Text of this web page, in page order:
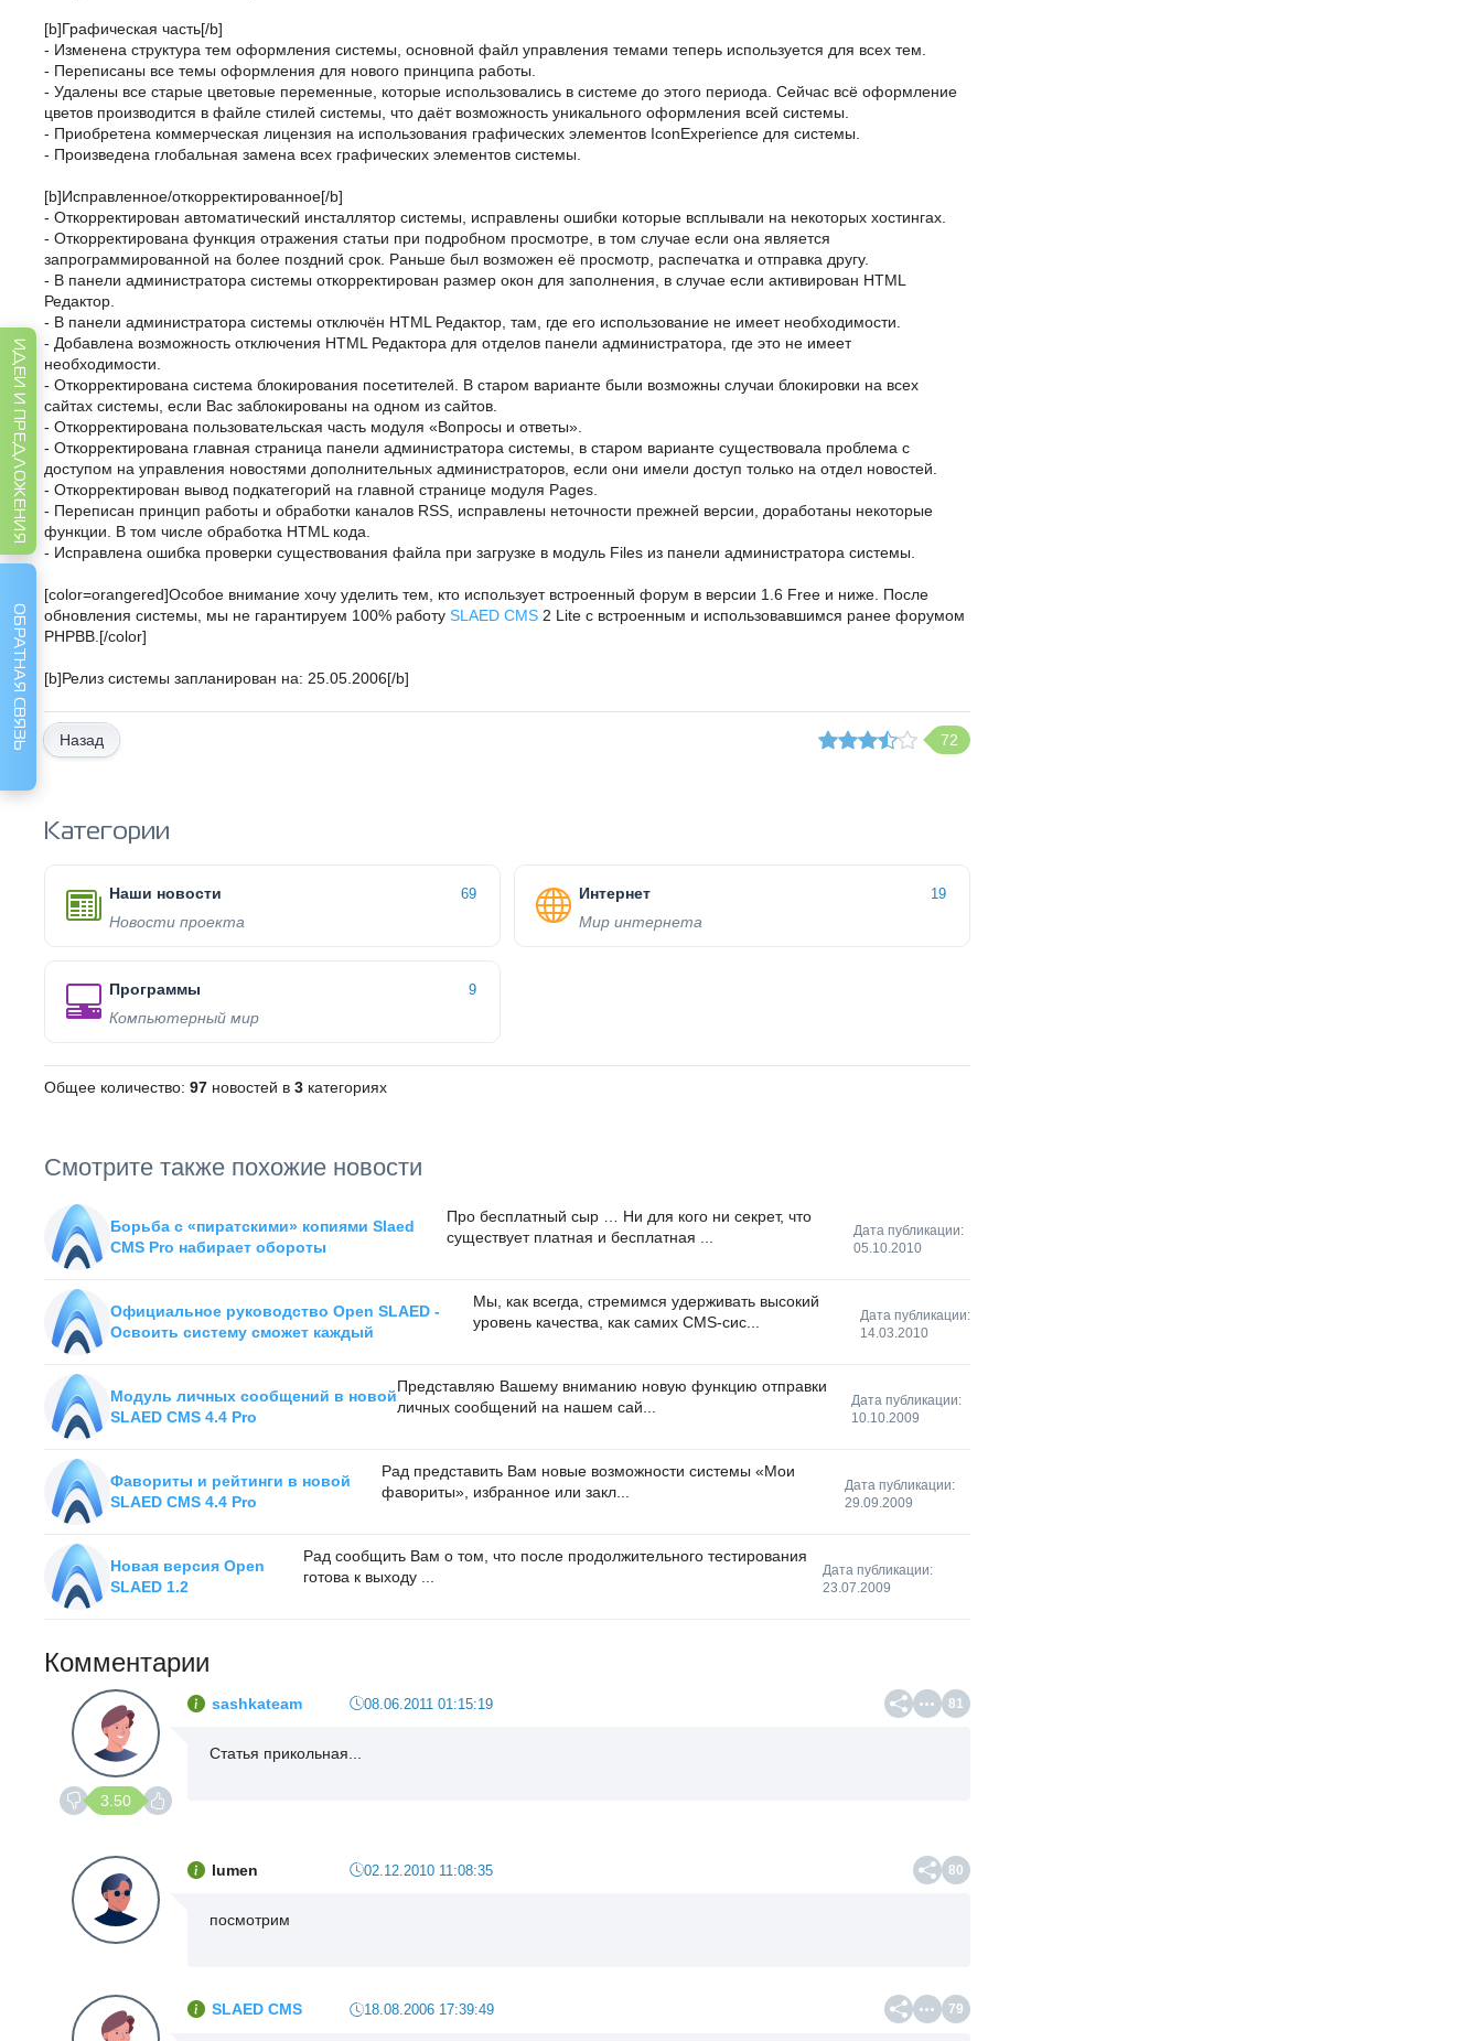
[b]Графическая часть[/b]
- Изменена структура тем оформления системы, основной файл управления темами теперь используется для всех тем.
- Переписаны все темы оформления для нового принципа работы.
- Удалены все старые цветовые переменные, которые использовались в системе до этого периода. Сейчас всё оформление
цветов производится в файле стилей системы, что даёт возможность уникального оформления всей системы.
- Приобретена коммерческая лицензия на использования графических элементов IconExperience для системы.
- Произведена глобальная замена всех графических элементов системы.
[b]Исправленное/откорректированное[/b]
- Откорректирован автоматический инсталлятор системы, исправлены ошибки которые всплывали на некоторых хостингах.
- Откорректирована функция отражения статьи при подробном просмотре, в том случае если она является
запрограммированной на более поздний срок. Раньше был возможен её просмотр, распечатка и отправка другу.
- В панели администратора системы откорректирован размер окон для заполнения, в случае если активирован HTML
Редактор.
- В панели администратора системы отключён HTML Редактор, там, где его использование не имеет необходимости.
- Добавлена возможность отключения HTML Редактора для отделов панели администратора, где это не имеет
необходимости.
- Откорректирована система блокирования посетителей. В старом варианте были возможны случаи блокировки на всех
сайтах системы, если Вас заблокированы на одном из сайтов.
- Откорректирована пользовательская часть модуля «Вопросы и ответы».
- Откорректирована главная страница панели администратора системы, в старом варианте существовала проблема с
доступом на управления новостями дополнительных администраторов, если они имели доступ только на отдел новостей.
- Откорректирован вывод подкатегорий на главной странице модуля Pages.
- Переписан принцип работы и обработки каналов RSS, исправлены неточности прежней версии, доработаны некоторые
функции. В том числе обработка HTML кода.
- Исправлена ошибка проверки существования файла при загрузке в модуль Files из панели администратора системы.
[color=orangered]Особое внимание хочу уделить тем, кто использует встроенный форум в версии 1.6 Free и ниже. После
обновления системы, мы не гарантируем 100% работу SLAED CMS 2 Lite с встроенным и использовавшимся ранее форумом
PHPBB.[/color]
[b]Релиз системы запланирован на: 25.05.2006[/b]
72
Назад
Категории
Наши новости 69
Новости проекта
Интернет 19
Мир интернета
Программы 9
Компьютерный мир
Общее количество: 97 новостей в 3 категориях
Смотрите также похожие новости
Борьба с «пиратскими» копиями Slaed
CMS Pro набирает обороты
Про бесплатный сыр … Ни для кого ни секрет, что
существует платная и бесплатная ...
Дата публикации:
05.10.2010
Официальное руководство Open SLAED -
Освоить систему сможет каждый
Мы, как всегда, стремимся удерживать высокий
уровень качества, как самих CMS-сис...
Дата публикации:
14.03.2010
Модуль личных сообщений в новой
SLAED CMS 4.4 Pro
Представляю Вашему вниманию новую функцию отправки
личных сообщений на нашем сай...
Дата публикации:
10.10.2009
Фавориты и рейтинги в новой
SLAED CMS 4.4 Pro
Рад представить Вам новые возможности системы «Мои
фавориты», избранное или закл...
Дата публикации:
29.09.2009
Новая версия Open
SLAED 1.2
Рад сообщить Вам о том, что после продолжительного тестирования
готова к выходу ...
Дата публикации:
23.07.2009
Комментарии
3.50
sashkateam 08.06.2011 01:15:19 81
Статья прикольная...
lumen 02.12.2010 11:08:35 80
посмотрим
SLAED CMS 18.08.2006 17:39:49 79
ИДЕИ И ПРЕДЛОЖЕНИЯ
ОБРАТНАЯ СВЯЗЬ